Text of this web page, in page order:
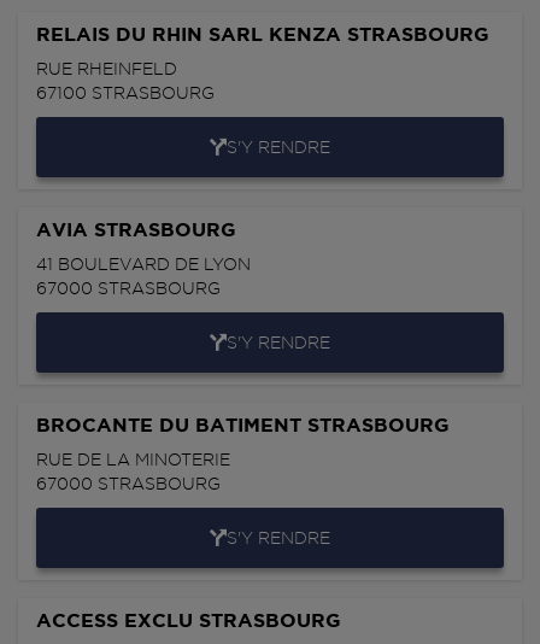
RELAIS DU RHIN SARL KENZA STRASBOURG
RUE RHEINFELD
67100 STRASBOURG
S'Y RENDRE
AVIA STRASBOURG
41 BOULEVARD DE LYON
67000 STRASBOURG
S'Y RENDRE
BROCANTE DU BATIMENT STRASBOURG
RUE DE LA MINOTERIE
67000 STRASBOURG
S'Y RENDRE
ACCESS EXCLU STRASBOURG